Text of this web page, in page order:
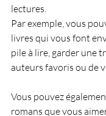
lectures.
Par exemple, vous
livres qui vous font
pile à lire, garder une
auteurs favoris ou de
Vous pouvez
romans que vous